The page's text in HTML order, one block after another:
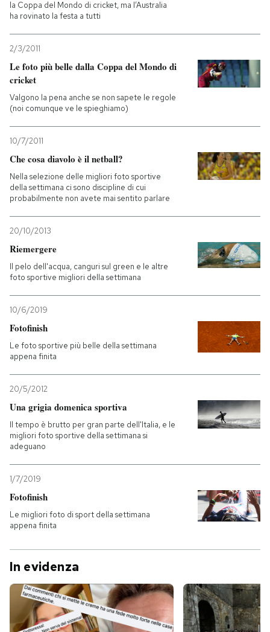
la Coppa del Mondo di cricket, ma l’Australia
ha rovinato la festa a tutti
2/3/2011
Le foto più belle dalla Coppa del Mondo di
cricket
Valgono la pena anche se non sapete le regole
(noi comunque ve le spieghiamo)
10/7/2011
Che cosa diavolo è il netball?
Nella selezione delle migliori foto sportive
della settimana ci sono discipline di cui
probabilmente non avete mai sentito parlare
20/10/2013
Riemergere
Il pelo dell'acqua, canguri sul green e le altre
foto sportive migliori della settimana
10/6/2019
Fotofinish
Le foto sportive più belle della settimana
appena finita
20/5/2012
Una grigia domenica sportiva
Il tempo è brutto per gran parte dell'Italia, e le
migliori foto sportive della settimana si
adeguano
1/7/2019
Fotofinish
Le migliori foto di sport della settimana
appena finita
In evidenza